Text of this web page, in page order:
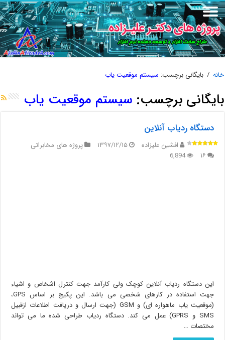
خانه / بایگانی برچسب: سیستم موقعیت یاب
بایگانی برچسب:سیستم موقعیت یاب
دستگاه ردیاب آنلاین
افشین علیزاده ۱۳۹۷/۱۲/۱۵
پروژه های مخابراتی
۱۶
6,894
این دستگاه ردیاب آنلاین کوچک ولی کارآمد جهت کنترل اشخاص و اشیاء
جهت استفاده در کارهای شخصی می باشد. این پکیج بر اساس GPS،
(موقعیت یاب ماهواره ای) و GSM (جهت ارسال و دریافت اطلاعات ازقبیل
SMS و GPRS) عمل می کند. دستگاه ردیاب طراحی شده ما می تواند
مختصات …